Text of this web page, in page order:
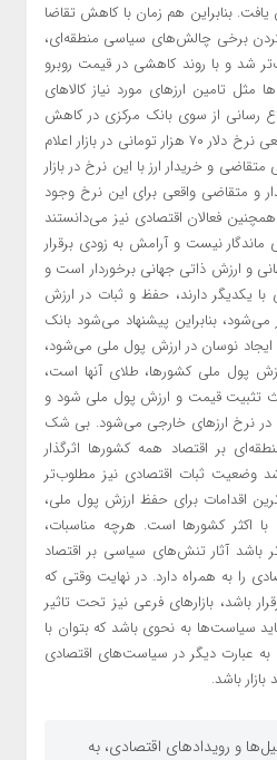
بنابراین هم زمان با کاهش تقاضا
برخی چالش‌های سیاسی منطقه‌ای،
شد و با روند کاهشی در قیمت روبرو
مثل تامین ارزهای مورد نیاز کالاهای
رسانی از سوی بانک مرکزی در کاهش
قیمت ارز نیز اثرگذار بود. در مقطعی نرخ دلار ۷۰ هزار تومانی در بازار اعلام
و خریدار ارز با این نرخ در بازار
و متقاضی واقعی برای این نرخ وجود
فعالان اقتصادی نیز می‌دانستند
نیست و آرامش به زودی برقرار
و ارزش ذاتی جهانی برخوردار است و
با یکدیگر دارند، حفظ و ثبات در ارزش
بنابراین پیشنهاد می‌شود بانک
ایجاد نوسان در ارزش پول ملی می‌شود،
پول ملی کشورها، طلای آنها است،
تثبیت قیمت و ارزش پول ملی شود و
نرخ ارزهای خارجی می‌شود. بی شک
بر اقتصاد همه کشورها اثرگذار
وضعیت ثبات اقتصادی نیز مطلوب‌تر
اقدامات برای حفظ ارزش پول ملی،
با اکثر کشورها است. هرچه مناسبات،
باشد آثار تنش‌های سیاسی بر اقتصاد
را به همراه دارد. در نهایت وقتی که
باشد، بازارهای فرعی نیز تحت تاثیر
سیاست‌ها به نحوی باشد که بتوان با
به عبارت دیگر در سیاست‌های اقتصادی
باشد.
و رویدادهای اقتصادی، به